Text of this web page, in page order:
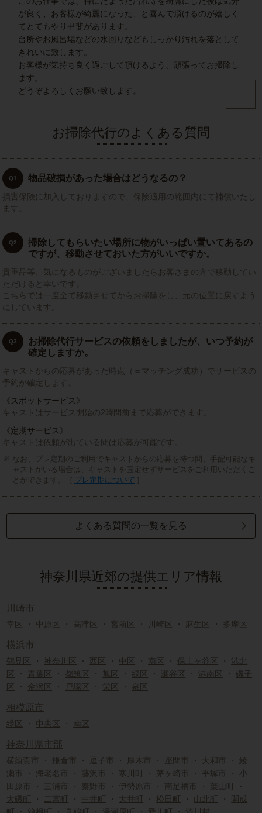
が良く、お客様が綺麗になった、と喜んで頂けるのが嬉しく
てとてもやり甲斐があります。
台所やお風呂場などの水回りなどもしっかり汚れを落として
きれいに致します。
お客様が気持ち良く過ごして頂けるよう、頑張ってお掃除し
ます。
どうぞよろしくお願い致します。
お掃除代行のよくある質問
Q1 物品破損があった場合はどうなるの？
損害保険に加入しておりますので、保険適用の範囲内にて補償いたし
ます。
Q2
掃除してもらいたい場所に物がいっぱい置いてあるの
ですが、移動させておいた方がいいですか。
貴重品等、気になるものがございましたらお客さまの方で移動してい
ただけると幸いです。
こちらでは一度全て移動させてからお掃除をし、元の位置に戻すよう
にしています。
Q3
お掃除代行サービスの依頼をしましたが、いつ予約が
確定しますか。
キャストからの応募があった時点（＝マッチング成功）でサービスの
予約が確定します。
《スポットサービス》
キャストはサービス開始の2時間前まで応募ができます。
《定期サービス》
キャストは依頼が出ている間は応募が可能です。
なお、プレ定期のご利用でキャストからの応募を待つ間、手配可能なキ
ャストがいる場合は、キャストを固定せずサービスをご利用いただくこ
とができます。［ プレ定期について ］
よくある質問の一覧を見る
神奈川県近郊の提供エリア情報
川崎市
幸区 ・ 中原区 ・ 高津区 ・ 宮前区 ・ 川崎区 ・ 麻生区 ・ 多摩区
横浜市
鶴見区 ・ 神奈川区 ・ 西区 ・ 中区 ・ 南区 ・ 保土ヶ谷区 ・ 港北
区
・ 青葉区 ・ 都筑区 ・ 旭区 ・ 緑区 ・ 瀬谷区 ・ 港南区 ・ 磯子
区
・ 金沢区 ・ 戸塚区 ・ 栄区 ・ 泉区
相模原市
緑区 ・ 中央区 ・ 南区
神奈川県市部
横須賀市 ・ 鎌倉市 ・ 逗子市 ・ 厚木市 ・ 座間市 ・ 大和市 ・ 綾
瀬市
・ 海老名市 ・ 藤沢市 ・ 寒川町 ・ 茅ヶ崎市 ・ 平塚市 ・ 小
田原市
・ 三浦市 ・ 秦野市 ・ 伊勢原市 ・ 南足柄市 ・ 葉山町 ・
大磯町 ・ 二宮町 ・ 中井町 ・ 大井町 ・ 松田町 ・ 山北町 ・
開成